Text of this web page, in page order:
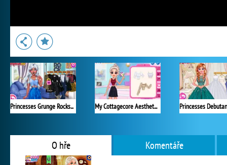
Princesses Grunge Rockstars My Cottagecore Aesthetic Look
O hře Komentáře